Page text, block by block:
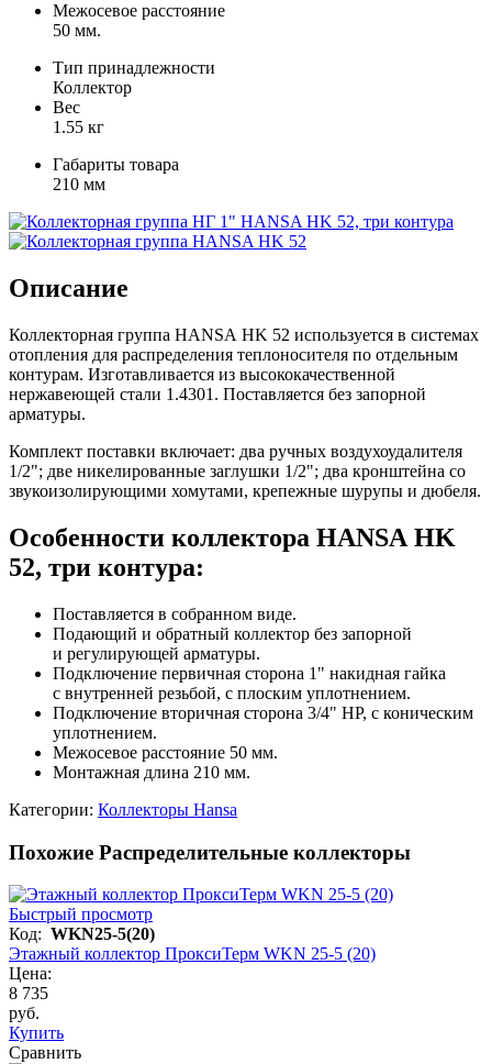
Межосевое расстояние
50 мм.
Тип принадлежности
Коллектор
Вес
1.55 кг
Габариты товара
210 мм
Описание
Коллекторная группа HANSA HK 52 используется в системах
отопления для распределения теплоносителя по отдельным
контурам. Изготавливается из высококачественной
нержавеющей стали 1.4301. Поставляется без запорной
арматуры.
Комплект поставки включает: два ручных воздухоудалителя
1/2"; две никелированные заглушки 1/2"; два кронштейна со
звукоизолирующими хомутами, крепежные шурупы и дюбеля.
Особенности коллектора HANSA HK
52, три контура:
Поставляется в собранном виде.
Подающий и обратный коллектор без запорной
и регулирующей арматуры.
Подключение первичная сторона 1" накидная гайка
с внутренней резьбой, с плоским уплотнением.
Подключение вторичная сторона 3/4" НР, с коническим
уплотнением.
Межосевое расстояние 50 мм.
Монтажная длина 210 мм.
Категории: Коллекторы Hansa
Похожие Распределительные коллекторы
Быстрый просмотр
Код: WKN25-5(20)
Этажный коллектор ПроксиТерм WKN 25-5 (20)
Цена:
8 735
руб.
Купить
Сравнить